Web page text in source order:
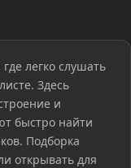
легко слушать
Здесь
и
быстро найти
Подборка
открывать для